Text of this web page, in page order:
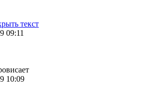
текст
09:11
10:09